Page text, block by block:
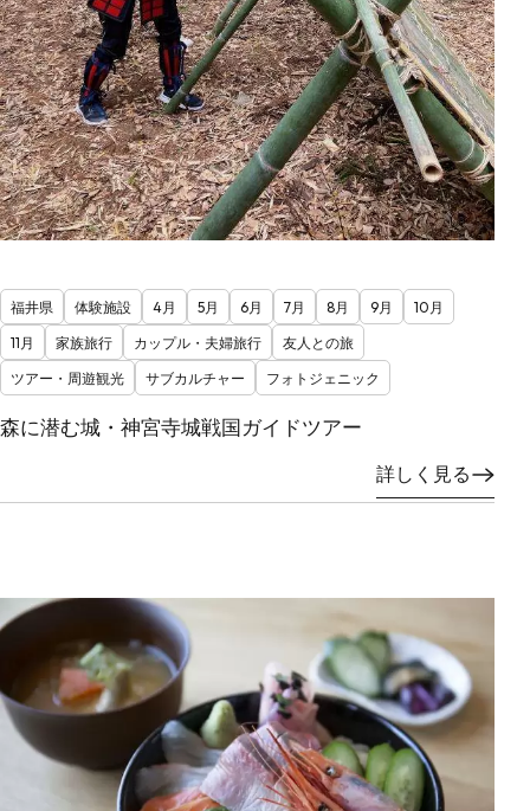
福井県 体験施設 4月 5月 6月 7月 8月 9月
10月
11月
家族旅行 カップル・夫婦旅行
友人との旅
ツアー・周遊観光
サブカルチャー フォトジェニック
森に潜む城・神宮寺城戦国ガイドツアー
詳しく見る